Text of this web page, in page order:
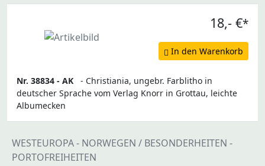
18,- €*
In den Warenkorb
Nr. 38834 - AK
- Christiania, ungebr. Farblitho in
deutscher Sprache vom Verlag Knorr in Grottau, leichte
Albumecken
WESTEUROPA - NORWEGEN / BESONDERHEITEN -
PORTOFREIHEITEN